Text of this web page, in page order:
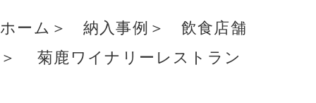
ホーム 納入事例
飲食店舗
菊鹿ワイナリーレストラン